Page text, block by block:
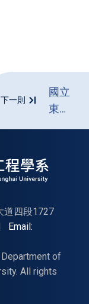
下一則
國立
東華
視
及影
像處
道四段1727
Email:
of
All rights